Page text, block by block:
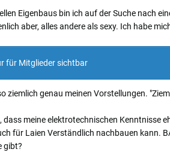
Eigenbaus bin ich auf der Suche nach
aber, alles andere als sexy. Ich habe
für Mitglieder sichtbar
ziemlich genau meinen Vorstellungen.
dass meine elektrotechnischen Kenntnisse
für Laien Verständlich nachbauen kann.
gibt?